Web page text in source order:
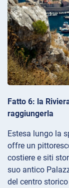
Fatto 6: la
raggiungerla
Estesa lungo la
offre un
costiere e siti
suo antico
del centro